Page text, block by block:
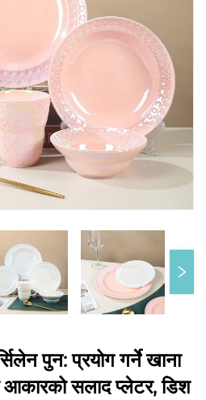
पुन: प्रयोग गर्ने खाना
आकारको सलाद प्लेटर, डिश